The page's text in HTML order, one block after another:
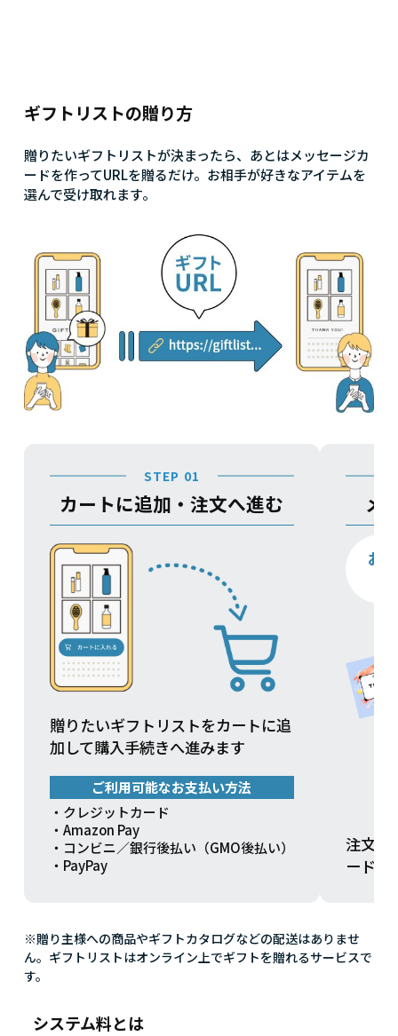
ギフトリストの贈り方
贈りたいギフトリストが決まったら、あとはメッセージカ
ードを作ってURLを贈るだけ。お相手が好きなアイテムを
選んで受け取れます。
STEP 01
カートに追加・注文へ進む
贈りたいギフトリストをカートに追
加して購入手続きへ進みます
ご利用可能なお支払い方法
・クレジットカード
・Amazon Pay
・コンビニ／銀行後払い（GMO後払い）
・PayPay
メ
お
注文方
ードを
※贈り主様への商品やギフトカタログなどの配送はありませ
ん。ギフトリストはオンライン上でギフトを贈れるサービスで
す。
システム料とは